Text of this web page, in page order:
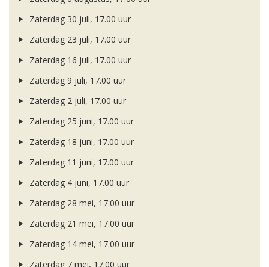
Zaterdag 30 juli, 17.00 uur
Zaterdag 23 juli, 17.00 uur
Zaterdag 16 juli, 17.00 uur
Zaterdag 9 juli, 17.00 uur
Zaterdag 2 juli, 17.00 uur
Zaterdag 25 juni, 17.00 uur
Zaterdag 18 juni, 17.00 uur
Zaterdag 11 juni, 17.00 uur
Zaterdag 4 juni, 17.00 uur
Zaterdag 28 mei, 17.00 uur
Zaterdag 21 mei, 17.00 uur
Zaterdag 14 mei, 17.00 uur
Zaterdag 7 mei, 17.00 uur